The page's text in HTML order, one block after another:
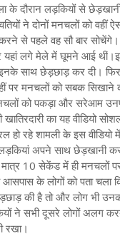
के दौरान लड़कियों से
ने दोनों मनचलों को वहीं
करने से पहले वह सौ बार
यहां लगे मेले में घूमने आई थीं
इनके साथ छेड़छाड़ कर दी।
पर मनचलों को सबक सिखाने
को पकड़ा और सरेआम
का यह वीडियो
हो रहे शामली के इस वीडियो
अपने साथ छेड़खानी
10 सेकेंड में ही मनचलों
आसपास के लोगों को पता चला
की है तो और लोग भी
ने सभी दूसरे लोगों अलग
रखा।